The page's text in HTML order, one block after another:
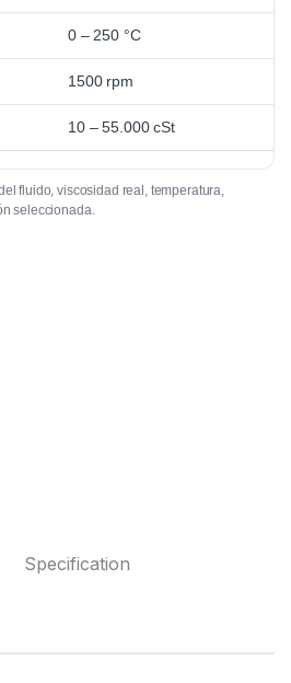
0 – 250 °C
1500 rpm
10 – 55.000 cSt
fluido, viscosidad real, temperatura,
seleccionada.
Specification